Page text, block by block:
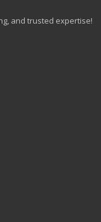
and trusted expertise!